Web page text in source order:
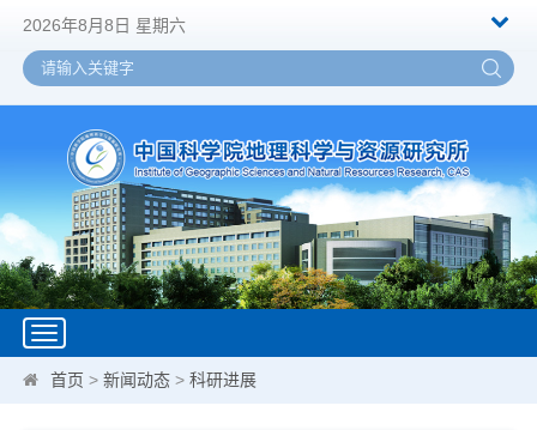
2026年8月8日 星期六
Toggle
navigation
首页 >新闻动态 >科研进展